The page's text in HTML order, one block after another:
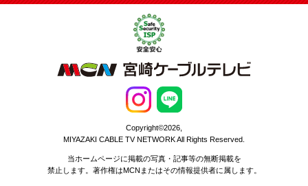
Copyright©2026,
MIYAZAKI CABLE TV NETWORK All Rights Reserved.
当ホームページに掲載の写真・記事等の無断掲載を
禁止します。著作権はMCNまたはその情報提供者に属します。